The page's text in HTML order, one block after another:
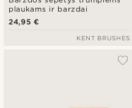
plaukams ir barzdai
24,95 €
KENT BRUSHES